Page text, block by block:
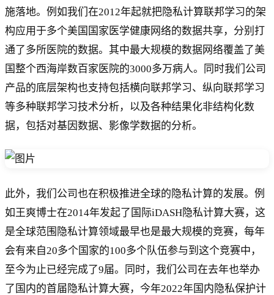
施落地。例如我们在2012年起就把隐私计算联邦学习的架
构应用于多个美国国家医学健康网络的数据共享，分别打
通了多所医院的数据。其中最大规模的数据网络覆盖了美
国整个西海岸数百家医院的3000多万病人。同时我们公司
产品的底层架构也支持包括横向联邦学习、纵向联邦学习
等多种联邦学习技术分析，以及各种结果化非结构化数
据，包括对基因数据、影像学数据的分析。
此外，我们公司也在积极推进全球的隐私计算的发展。例
如王爽博士在2014年发起了国际iDASH隐私计算大赛，这
是全球范围隐私计算领域最早也是最大规模的竞赛，每年
会有来自20多个国家的100多个队伍参与到这个竞赛中，
至今为止已经完成了9届。同时，我们公司在去年也举办
了国内的首届隐私计算大赛，今年2022年国内隐私保护计